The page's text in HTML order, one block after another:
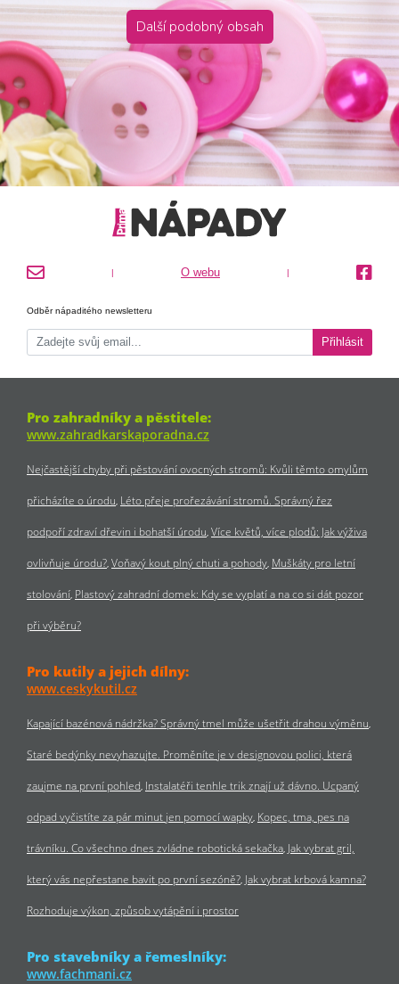
Další podobný obsah
| O webu |
Odběr nápaditého newsletteru
Přihlásit
Pro zahradníky a pěstitele:
www.zahradkarskaporadna.cz
Nejčastější chyby při pěstování ovocných stromů: Kvůli těmto omylům
přicházíte o úrodu Léto přeje prořezávání stromů. Správný řez
podpoří zdraví dřevin i bohatší úrodu Více květů, více plodů: Jak výživa
ovlivňuje úrodu? Voňavý kout plný chuti a pohody Muškáty pro letní
stolování Plastový zahradní domek: Kdy se vyplatí a na co si dát pozor
při výběru?
Pro kutily a jejich dílny:
www.ceskykutil.cz
Kapající bazénová nádržka? Správný tmel může ušetřit drahou výměnu
Staré bedýnky nevyhazujte. Proměníte je v designovou polici, která
zaujme na první pohled Instalatéři tenhle trik znají už dávno. Ucpaný
odpad vyčistíte za pár minut jen pomocí wapky Kopec, tma, pes na
trávníku. Co všechno dnes zvládne robotická sekačka Jak vybrat gril,
který vás nepřestane bavit po první sezóně? Jak vybrat krbová kamna?
Rozhoduje výkon, způsob vytápění i prostor
Pro stavebníky a řemeslníky:
www.fachmani.cz